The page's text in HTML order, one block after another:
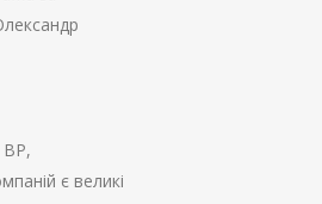
ВР,
є великі